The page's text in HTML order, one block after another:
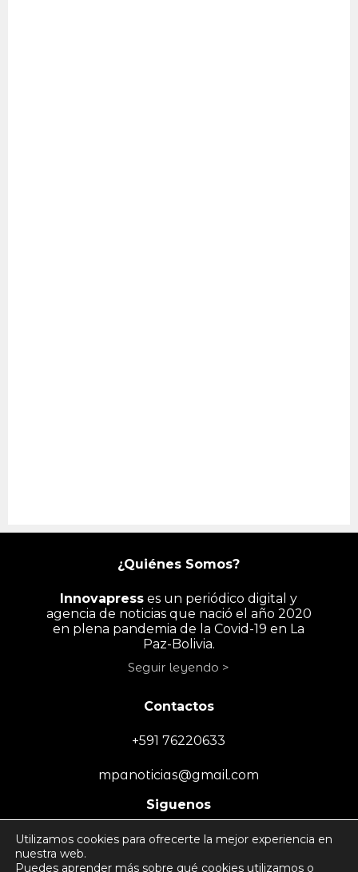
¿Quiénes Somos?
Innovapress es un periódico digital y
agencia de noticias que nació el año 2020
en plena pandemia de la Covid-19 en La
Paz-Bolivia.
Seguir leyendo >
Contactos
+591 76220633
mpanoticias@gmail.com
Siguenos
Utilizamos cookies para ofrecerte la mejor experiencia en
nuestra web.
Puedes aprender más sobre qué cookies utilizamos o